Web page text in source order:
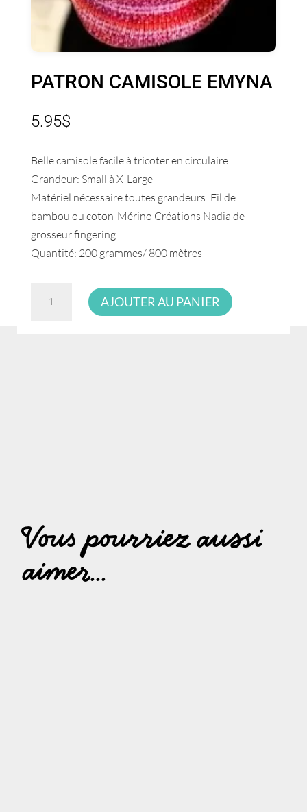
PATRON CAMISOLE EMYNA
5.95$
Belle camisole facile à tricoter en circulaire
Grandeur: Small à X-Large
Matériel nécessaire toutes grandeurs: Fil de
bambou ou coton-Mérino Créations Nadia de
grosseur fingering
Quantité: 200 grammes/ 800 mètres
AJOUTER AU PANIER
Vous pourriez aussi
aimer...